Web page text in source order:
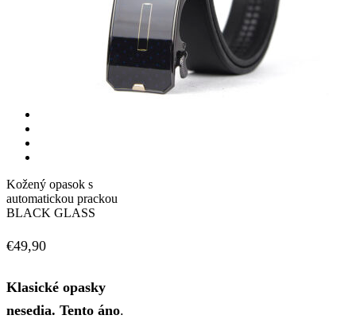
Kožený opasok s
automatickou prackou
BLACK GLASS
€49,90
Klasické opasky
nesedia. Tento áno.